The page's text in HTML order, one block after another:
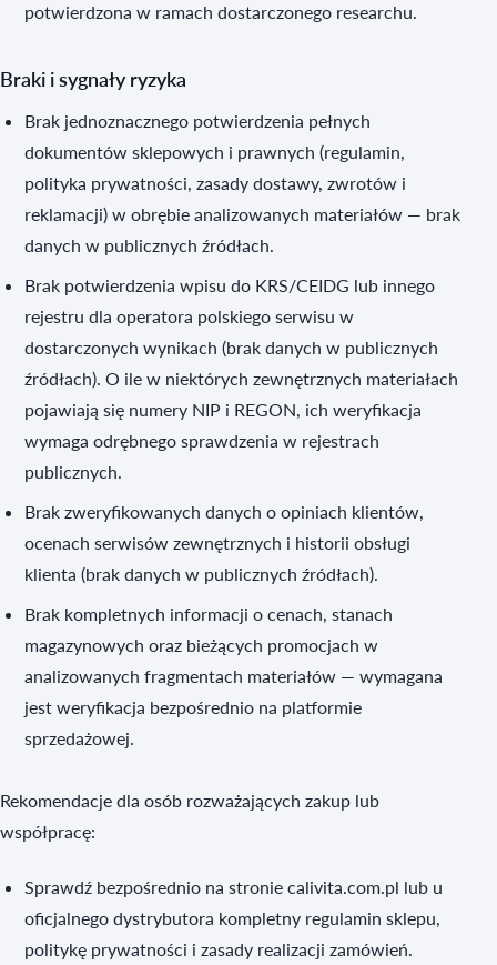
potwierdzona w ramach dostarczonego researchu.
Braki i sygnały ryzyka
Brak jednoznacznego potwierdzenia pełnych
dokumentów sklepowych i prawnych (regulamin,
polityka prywatności, zasady dostawy, zwrotów i
reklamacji) w obrębie analizowanych materiałów — brak
danych w publicznych źródłach.
Brak potwierdzenia wpisu do KRS/CEIDG lub innego
rejestru dla operatora polskiego serwisu w
dostarczonych wynikach (brak danych w publicznych
źródłach). O ile w niektórych zewnętrznych materiałach
pojawiają się numery NIP i REGON, ich weryfikacja
wymaga odrębnego sprawdzenia w rejestrach
publicznych.
Brak zweryfikowanych danych o opiniach klientów,
ocenach serwisów zewnętrznych i historii obsługi
klienta (brak danych w publicznych źródłach).
Brak kompletnych informacji o cenach, stanach
magazynowych oraz bieżących promocjach w
analizowanych fragmentach materiałów — wymagana
jest weryfikacja bezpośrednio na platformie
sprzedażowej.
Rekomendacje dla osób rozważających zakup lub
współpracę:
Sprawdź bezpośrednio na stronie calivita.com.pl lub u
oficjalnego dystrybutora kompletny regulamin sklepu,
politykę prywatności i zasady realizacji zamówień.